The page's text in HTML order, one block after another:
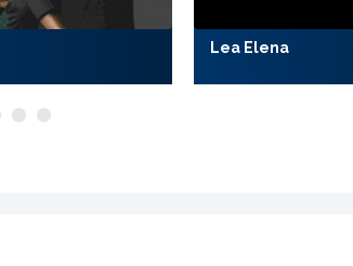
Lea Elena